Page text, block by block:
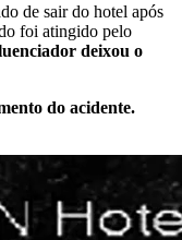
de sair do hotel após
foi atingido pelo
deixou o
do acidente.